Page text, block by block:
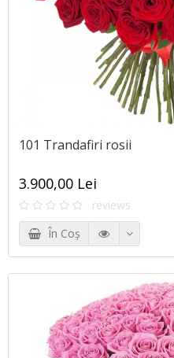
101 Trandafiri rosii
3.900,00 Lei
reviews
În Coş